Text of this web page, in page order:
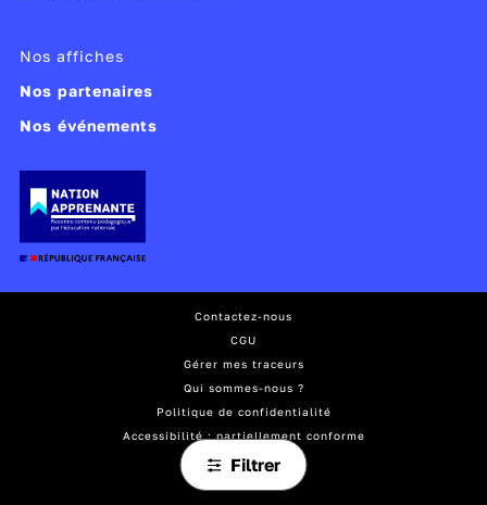
Filtrer
Nos affiches
Nos partenaires
Nos événements
Contactez-nous
CGU
Gérer mes traceurs
Qui sommes-nous ?
Politique de confidentialité
Accessibilité : partiellement conforme
Mentions légales